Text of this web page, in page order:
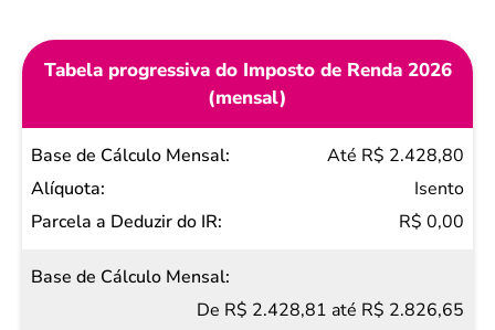
Tabela progressiva do Imposto de Renda 2026
(mensal)
Base
de
Cálculo
Alíquota
Até R$ 2.428,80
Isento
R$ 0,00
De R$ 2.428,81 até R$ 2.826,65